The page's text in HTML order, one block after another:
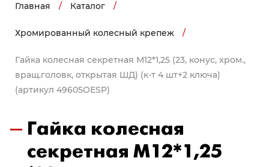
Главная / Каталог /
Хромированный колесный крепеж /
Гайка колесная секретная М12*1,25 (23, конус, хром.,
вращ.головк, открытая ШД) (к-т 4 шт+2 ключа)
(артикул 49605OESP)
Гайка колесная
секретная М12*1,25